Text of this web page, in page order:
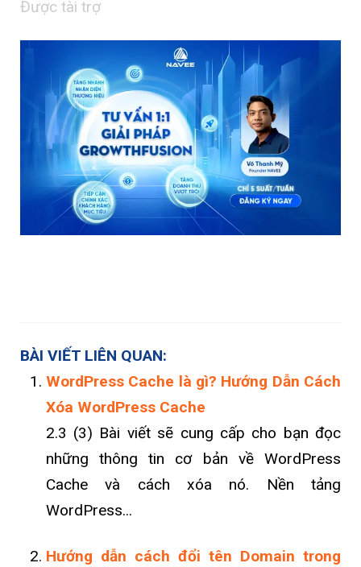
Được tài trợ
BÀI VIẾT LIÊN QUAN:
WordPress Cache là gì? Hướng Dẫn Cách
Xóa WordPress Cache
2.3 (3) Bài viết sẽ cung cấp cho bạn đọc
những thông tin cơ bản về WordPress
Cache và cách xóa nó. Nền tảng
WordPress...
Hướng dẫn cách đổi tên Domain trong